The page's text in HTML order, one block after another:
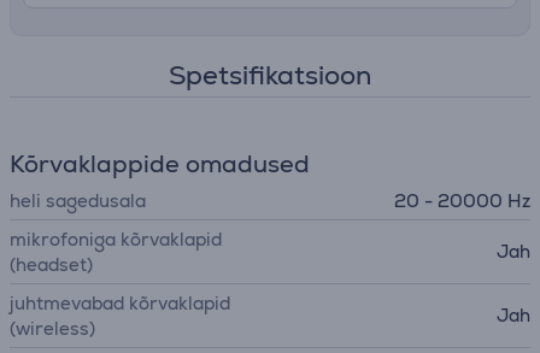
Spetsifikatsioon
Kõrvaklappide omadused
heli sagedusala
20 - 20000 Hz
mikrofoniga kõrvaklapid
(headset)
Jah
juhtmevabad kõrvaklapid
(wireless)
Jah